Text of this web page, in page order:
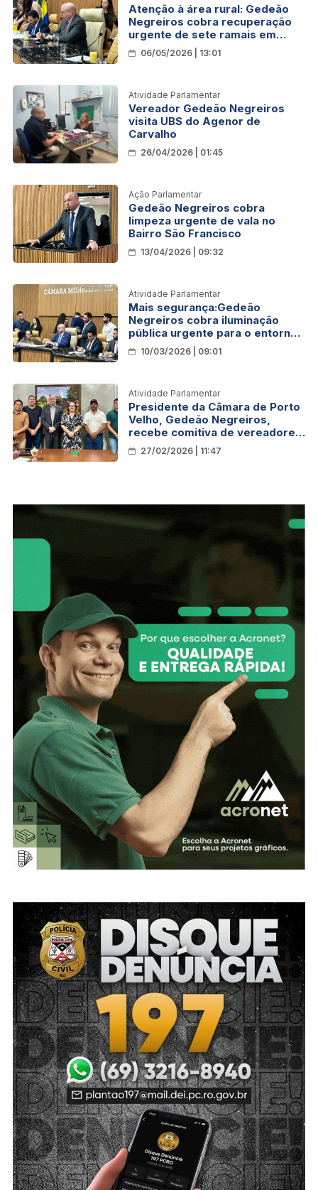
Atenção à área rural: Gedeão
Negreiros cobra recuperação
urgente de sete ramais em
Porto Velho
06/05/2026 | 13:01
Atividade Parlamentar
Vereador Gedeão Negreiros
visita UBS do Agenor de
Carvalho
26/04/2026 | 01:45
Ação Parlamentar
Gedeão Negreiros cobra
limpeza urgente de vala no
Bairro São Francisco
13/04/2026 | 09:32
Atividade Parlamentar
Mais segurança:Gedeão
Negreiros cobra iluminação
pública urgente para o entorno
de escola no bairro Lagoinha
10/03/2026 | 09:01
Atividade Parlamentar
Presidente da Câmara de Porto
Velho, Gedeão Negreiros,
recebe comitiva de vereadores
de Vilhena para fortalecer
parcerias
27/02/2026 | 11:47